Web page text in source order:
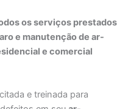
os serviços prestados
e manutenção de ar-
e comercial
e treinada para